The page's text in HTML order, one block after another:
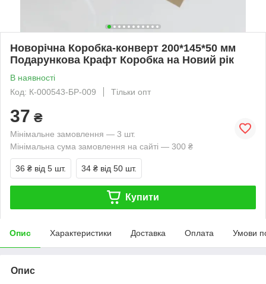
Новорічна Коробка-конверт 200*145*50 мм
Подарункова Крафт Коробка на Новий рік
В наявності
Код: К-000543-БР-009
Тільки опт
37 ₴
Мінімальне замовлення — 3 шт.
Мінімальна сума замовлення на сайті — 300 ₴
36 ₴ від 5 шт. 34 ₴ від 50 шт.
Купити
Опис Характеристики Доставка Оплата Умови
Опис